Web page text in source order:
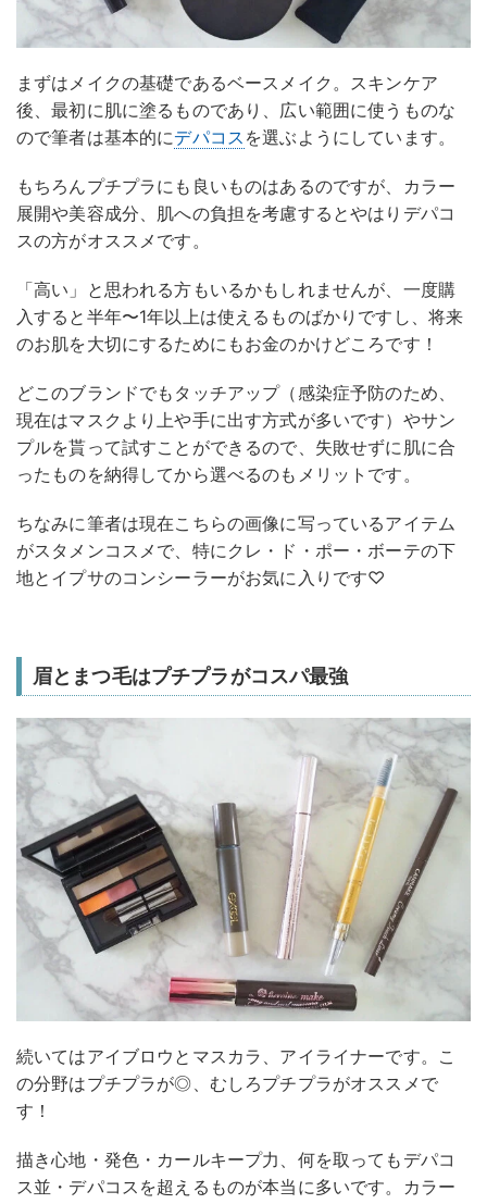
まずはメイクの基礎であるベースメイク。スキンケア
後、最初に肌に塗るものであり、広い範囲に使うものな
ので筆者は基本的にデパコス を選ぶようにしています。
もちろんプチプラにも良いものはあるのですが、カラー
展開や美容成分、肌への負担を考慮するとやはりデパコ
スの方がオススメです。
「高い」と思われる方もいるかもしれませんが、一度購
入すると半年〜1年以上は使えるものばかりですし、将来
のお肌を大切にするためにもお金のかけどころです！
どこのブランドでもタッチアップ（感染症予防のため、
現在はマスクより上や手に出す方式が多いです）やサン
プルを貰って試すことができるので、失敗せずに肌に合
ったものを納得してから選べるのもメリットです。
ちなみに筆者は現在こちらの画像に写っているアイテム
がスタメンコスメで、特にクレ・ド・ポー・ボーテの下
地とイプサのコンシーラーがお気に入りです♡
眉とまつ毛はプチプラがコスパ最強
続いてはアイブロウとマスカラ、アイライナーです。こ
の分野はプチプラが◎、むしろプチプラがオススメで
す！
描き心地・発色・カールキープ力、何を取ってもデパコ
ス並・デパコスを超えるものが本当に多いです。カラー